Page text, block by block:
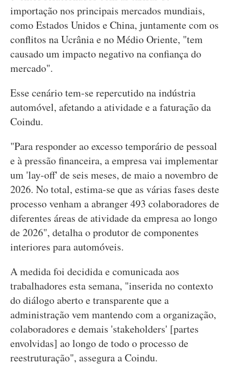
importação nos principais mercados mundiais,
como Estados Unidos e China, juntamente com os
conflitos na Ucrânia e no Médio Oriente, "tem
causado um impacto negativo na confiança do
mercado".
Esse cenário tem-se repercutido na indústria
automóvel, afetando a atividade e a faturação da
Coindu.
"Para responder ao excesso temporário de pessoal
e à pressão financeira, a empresa vai implementar
um 'lay-off' de seis meses, de maio a novembro de
2026. No total, estima-se que as várias fases deste
processo venham a abranger 493 colaboradores de
diferentes áreas de atividade da empresa ao longo
de 2026", detalha o produtor de componentes
interiores para automóveis.
A medida foi decidida e comunicada aos
trabalhadores esta semana, "inserida no contexto
do diálogo aberto e transparente que a
administração vem mantendo com a organização,
colaboradores e demais 'stakeholders' [partes
envolvidas] ao longo de todo o processo de
reestruturação", assegura a Coindu.